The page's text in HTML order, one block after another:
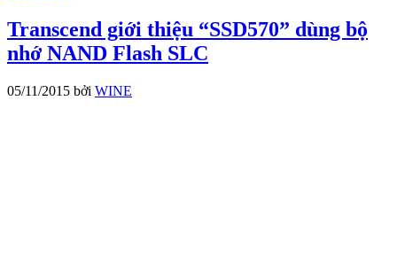
Transcend giới thiệu “SSD570” dùng bộ
nhớ NAND Flash SLC
05/11/2015 bởi WINE